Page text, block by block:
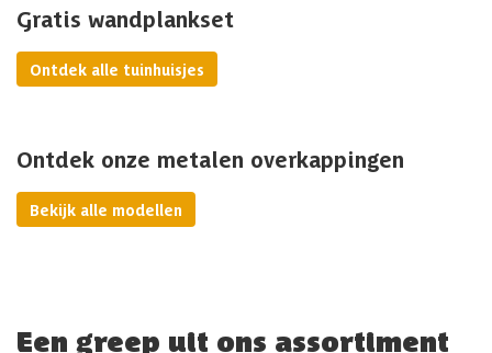
Gratis wandplankset
Ontdek alle tuinhuisjes
Ontdek onze metalen overkappingen
Bekijk alle modellen
Een greep uit ons assortiment